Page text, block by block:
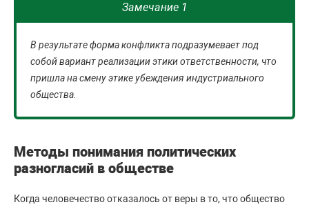
Замечание 1
В результате форма конфликта подразумевает под
собой вариант реализации этики ответственности, что
пришла на смену этике убеждения индустриального
общества.
Методы понимания политических
разногласий в обществе
Когда человечество отказалось от веры в то, что общество